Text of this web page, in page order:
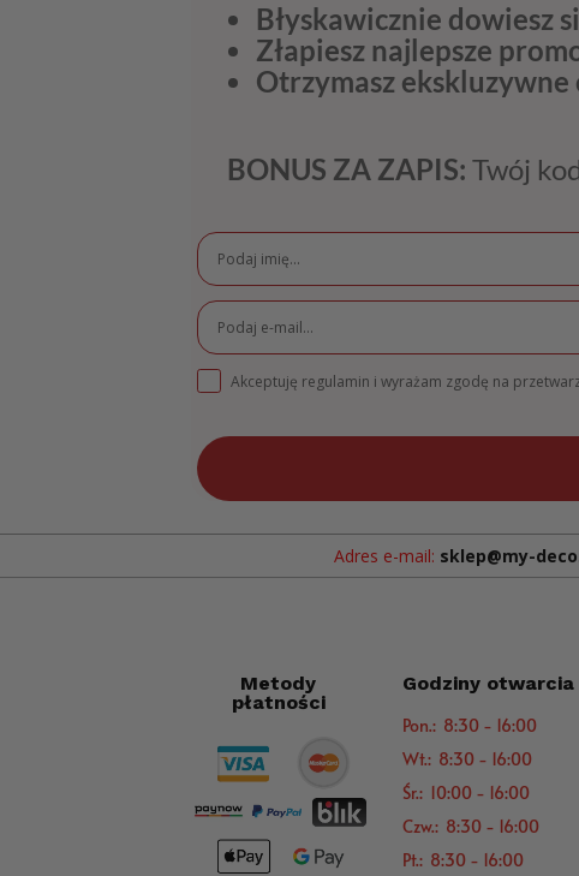
Błyskawicznie dowiesz
Złapiesz najlepsze
Otrzymasz
BONUS ZA ZAPIS: Twój
Akceptuję regulamin i wyrażam zgodę na
Adres e-mail: sklep@my-
Metody
płatności
Godziny otwarcia
Pon.: 8:30 - 16:00
Wt.: 8:30 - 16:00
Śr.: 10:00 - 16:00
Czw.: 8:30 - 16:00
Pt.: 8:30 - 16:00